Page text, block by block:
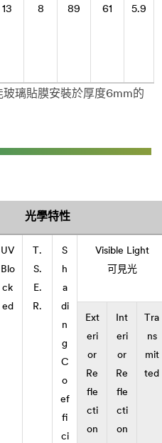
13 8 89 61 5.9
璃貼膜安裝於厚度6mm的
光學特性
UV
Blo
ck
ed
T.
S.
E.
R.
S
h
a
di
n
g
C
o
ef
fi
ci
Visible Light
可見光
Ext
eri
or
Re
fle
cti
on
Int
eri
or
Re
fle
cti
on
Tra
ns
mit
ted